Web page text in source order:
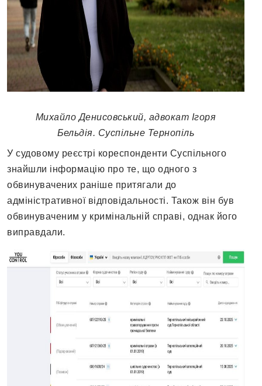
Михайло Денисовський, адвокат Ігоря
Бельдія. Суспільне Тернопіль
У судовому реєстрі кореспонденти Суспільного
знайшли інформацію про те, що одного з
обвинувачених раніше притягали до
адміністративної відповідальності. Також він був
обвинуваченим у кримінальній справі, однак його
виправдали.